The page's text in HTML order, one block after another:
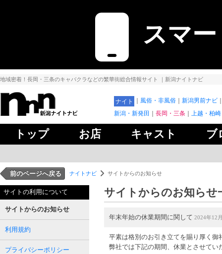
スマ
地域密着！長岡・三条のキャバクラなどの繁華街総合情報サイト ｜新潟ナイトナビ
ナイト 風俗・非風俗
新潟男前ナビ
新潟・新発田
長岡・三条 上越・柏
トップ お店 キャスト ブ
前のページへ戻る ナイトナビ サイトからのお知らせ
サイトの利用について
サイトからのお知らせ
利用規約
プライバシーポリシー
サイトからのお知らせ
年末年始の休業期間に関して 2024年12
平素は格別のお引き立てを賜り厚く御
弊社では下記の期間、休業とさせてい